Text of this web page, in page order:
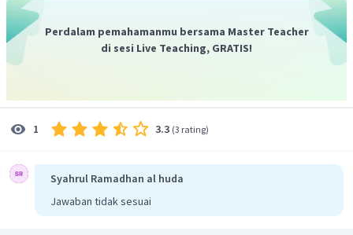
Perdalam pemahamanmu bersama Master Teacher
di sesi Live Teaching, GRATIS!
1 3.3 (3 rating)
Syahrul Ramadhan al huda
Jawaban tidak sesuai